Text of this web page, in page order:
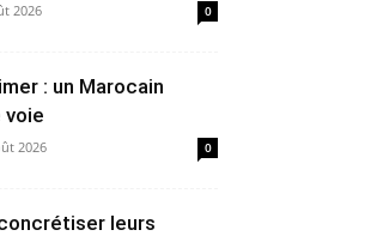
2026 0
: un Marocain
voie
2026 0
leurs